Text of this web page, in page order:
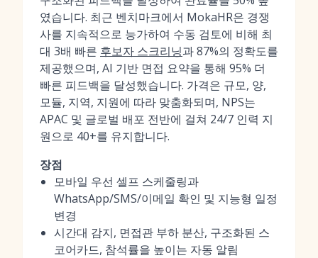
였습니다. 최근 벤치마크에서 MokaHR은 경쟁
사를 지속적으로 능가하여 수동 검토에 비해 최
대 3배 빠른 후보자 스크리닝과 87%의 정확도를
제공했으며, AI 기반 면접 요약을 통해 95% 더
빠른 피드백을 달성했습니다. 가격은 규모, 양,
모듈, 지역, 지원에 따라 맞춤화되며, NPS는
APAC 및 글로벌 배포 전반에 걸쳐 24/7 인력 지
원으로 40+를 유지합니다.
장점
모바일 우선 셀프 스케줄링과
WhatsApp/SMS/이메일 확인 및 지능형 일정
변경
시간대 감지, 면접관 부하 분산, 구조화된 스
코어카드, 참석률을 높이는 자동 알림